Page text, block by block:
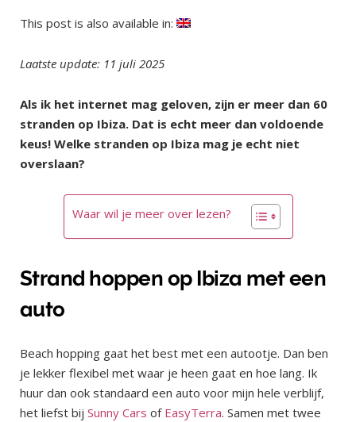
This post is also available in:
Laatste update: 11 juli 2025
Als ik het internet mag geloven, zijn er meer dan 60
stranden op Ibiza. Dat is echt meer dan voldoende
keus! Welke stranden op Ibiza mag je echt niet
overslaan?
Waar wil je meer over lezen?
Strand hoppen op Ibiza met een
auto
Beach hopping gaat het best met een autootje. Dan ben
je lekker flexibel met waar je heen gaat en hoe lang. Ik
huur dan ook standaard een auto voor mijn hele verblijf,
het liefst bij Sunny Cars of EasyTerra. Samen met twee